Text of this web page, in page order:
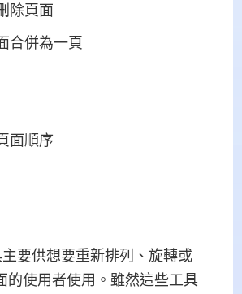
除頁面
合併為一頁
面順序
要供想要重新排列、旋轉或
的使用者使用。雖然這些工具